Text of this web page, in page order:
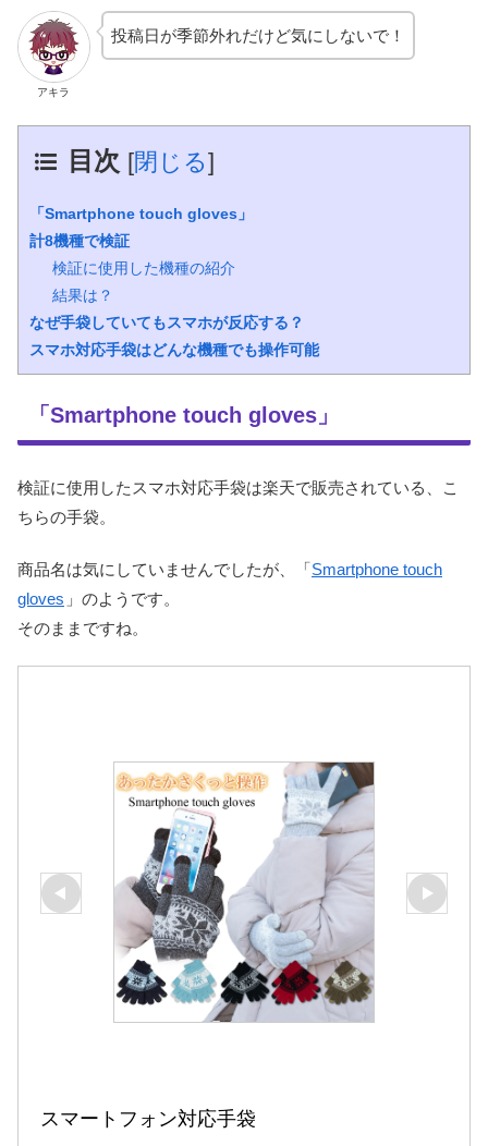
アキラ
投稿日が季節外れだけど気にしないで！
目次 [閉じる]
「Smartphone touch gloves」
計8機種で検証
検証に使用した機種の紹介
結果は？
なぜ手袋していてもスマホが反応する？
スマホ対応手袋はどんな機種でも操作可能
「Smartphone touch gloves」
検証に使用したスマホ対応手袋は楽天で販売されている、こ
ちらの手袋。
商品名は気にしていませんでしたが、「Smartphone touch
gloves 」のようです。
そのままですね。
スマートフォン対応手袋